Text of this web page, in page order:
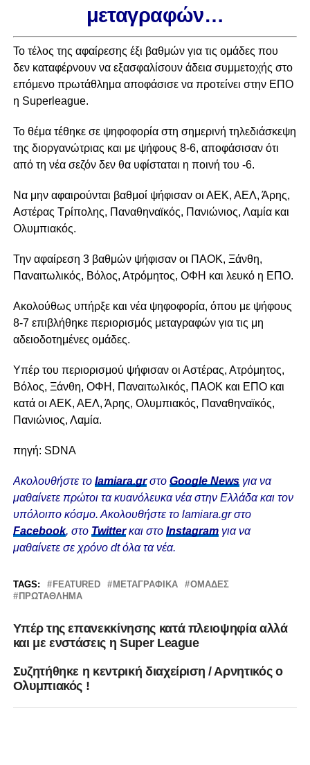
μεταγραφών…
Το τέλος της αφαίρεσης έξι βαθμών για τις ομάδες που
δεν καταφέρνουν να εξασφαλίσουν άδεια συμμετοχής στο
επόμενο πρωτάθλημα αποφάσισε να προτείνει στην ΕΠΟ
η Superleague.
Το θέμα τέθηκε σε ψηφοφορία στη σημερινή τηλεδιάσκεψη
της διοργανώτριας και με ψήφους 8-6, αποφάσισαν ότι
από τη νέα σεζόν δεν θα υφίσταται η ποινή του -6.
Να μην αφαιρούνται βαθμοί ψήφισαν οι ΑΕΚ, ΑΕΛ, Άρης,
Αστέρας Τρίπολης, Παναθηναϊκός, Πανιώνιος, Λαμία και
Ολυμπιακός.
Την αφαίρεση 3 βαθμών ψήφισαν οι ΠΑΟΚ, Ξάνθη,
Παναιτωλικός, Βόλος, Ατρόμητος, ΟΦΗ και λευκό η ΕΠΟ.
Ακολούθως υπήρξε και νέα ψηφοφορία, όπου με ψήφους
8-7 επιβλήθηκε περιορισμός μεταγραφών για τις μη
αδειοδοτημένες ομάδες.
Υπέρ του περιορισμού ψήφισαν οι Αστέρας, Ατρόμητος,
Βόλος, Ξάνθη, ΟΦΗ, Παναιτωλικός, ΠΑΟΚ και ΕΠΟ και
κατά οι ΑΕΚ, ΑΕΛ, Άρης, Ολυμπιακός, Παναθηναϊκός,
Πανιώνιος, Λαμία.
πηγή: SDNA
Ακολουθήστε το lamiara.grστο Google Newsγια να
μαθαίνετε πρώτοι τα κυανόλευκα νέα στην Ελλάδα και τον
υπόλοιπο κόσμο. Ακολουθήστε το lamiara.gr στο
Facebook, στο Twitterκαι στο Instagram για να
μαθαίνετε σε χρόνο dt όλα τα νέα.
TAGS: FEATURED ΜΕΤΑΓΡΑΦΙΚΆ
ΟΜΆΔΕΣ
ΠΡΩΤΆΘΛΗΜΑ
Υπέρ της επανεκκίνησης κατά πλειοψηφία αλλά
και με ενστάσεις η Super League
Συζητήθηκε η κεντρική διαχείριση / Αρνητικός ο
Ολυμπιακός !